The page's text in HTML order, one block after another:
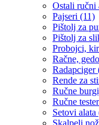
Ostali ručni
Pajseri (11)
Pištolj za
Pištolj za
Probojci,
Račne,
Radapciger
Rende za
Ručne
Ručne
Setovi alata
Skalpeli